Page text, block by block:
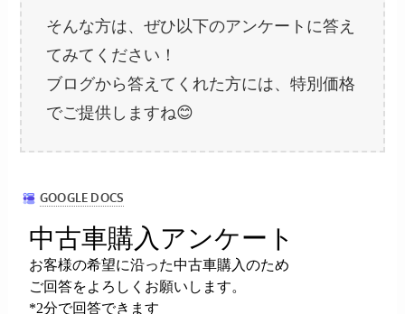
そんな方は、ぜひ以下のアンケートに答え
てみてください！
ブログから答えてくれた方には、特別価格
でご提供しますね😊